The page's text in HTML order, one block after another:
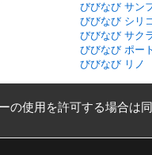
びびなび サン
びびなび シリ
びびなび サク
びびなび ポー
びびなび リノ
の使用を許可する場合は